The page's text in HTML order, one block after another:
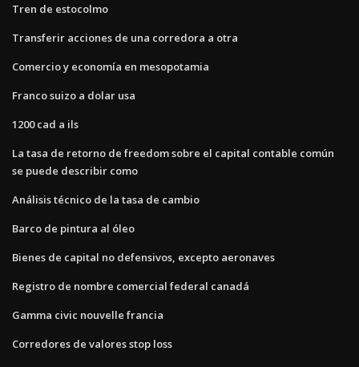
Tren de estocolmo
Transferir acciones de una corredora a otra
Comercio y economía en mesopotamia
Franco suizo a dolar usa
1200 cad a ils
La tasa de retorno de freedom sobre el capital contable común
se puede describir como
Análisis técnico de la tasa de cambio
Barco de pintura al óleo
Bienes de capital no defensivos, excepto aeronaves
Registro de nombre comercial federal canadá
Gamma civic nouvelle francia
Corredores de valores stop loss